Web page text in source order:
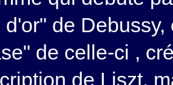
de
de celle-ci ,
de Liszt,